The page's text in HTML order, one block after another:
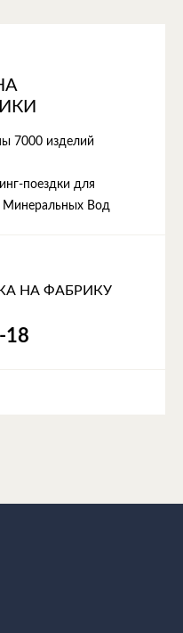
7000 изделий
поездки для
Минеральных Вод
НА ФАБРИКУ
18